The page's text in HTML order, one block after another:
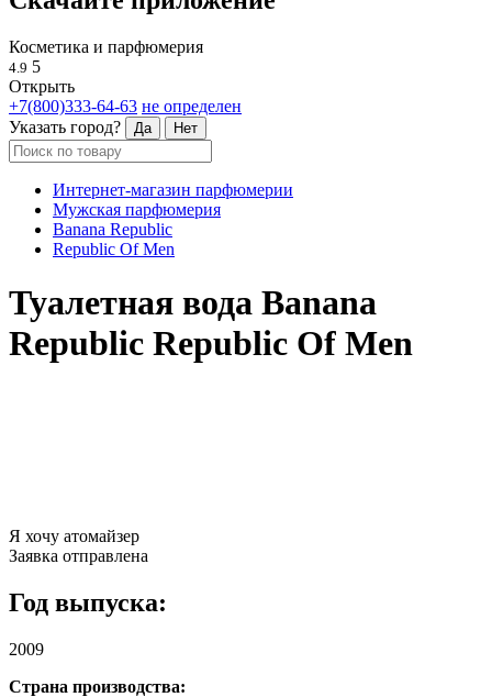
Косметика и парфюмерия
4.9 5
Открыть
+7(800)333-64-63 не определен
Указать город?
Да Нет
Интернет-магазин парфюмерии
Мужская парфюмерия
Banana Republic
Republic Of Men
Туалетная вода Banana
Republic Republic Of Men
Я хочу атомайзер
Заявка отправлена
Год выпуска:
2009
Страна производства: